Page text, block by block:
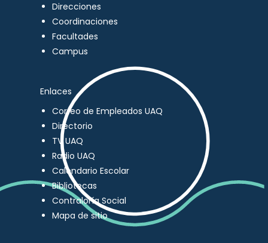
Direcciones
Coordinaciones
Facultades
Campus
Enlaces
Correo de Empleados UAQ
Directorio
TV UAQ
Radio UAQ
Calendario Escolar
Bibliotecas
Contraloría Social
Mapa de sitio